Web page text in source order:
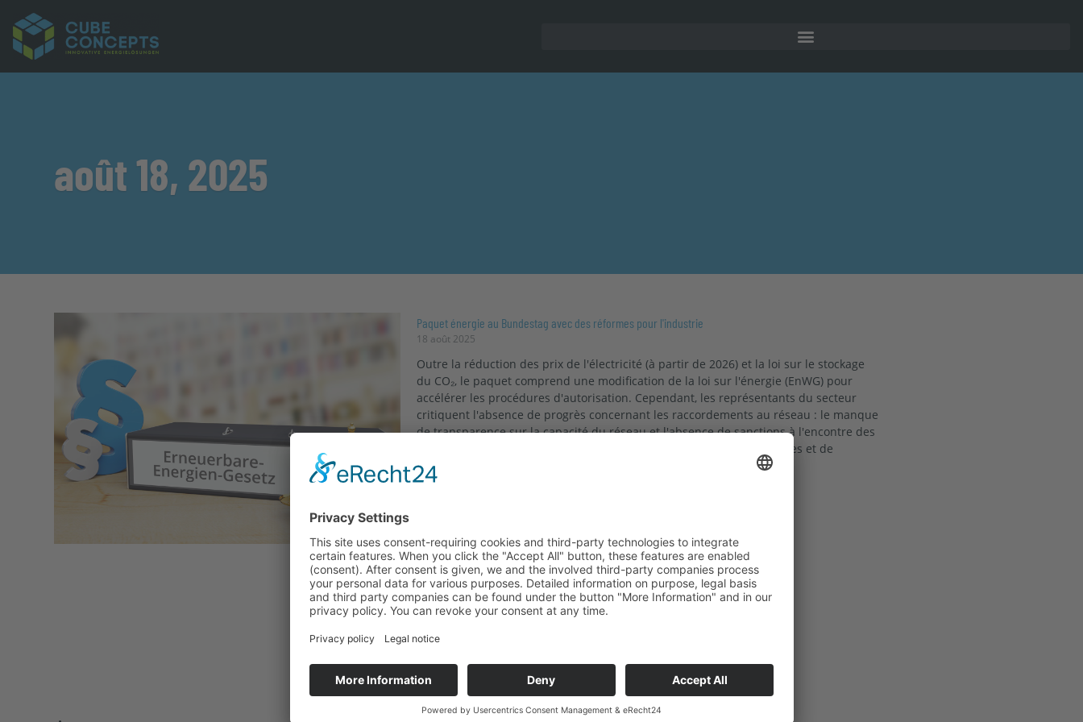
août 18, 2025
Paquet énergie au Bundestag avec des réformes pour l'industrie
18 août 2025
Outre la réduction des prix de l'électricité (à partir de 2026) et la loi sur le stockage
du CO₂, le paquet comprend une modification de la loi sur l'énergie (EnWG) pour
accélérer les procédures d'autorisation. Cependant, les représentants du secteur
critiquent l'absence de progrès concernant les raccordements au réseau : le manque
de transparence sur la capacité du réseau et l'absence de sanctions à l'encontre des
exploitants de réseau continuent de freiner les projets photovoltaïques et de
stockage.